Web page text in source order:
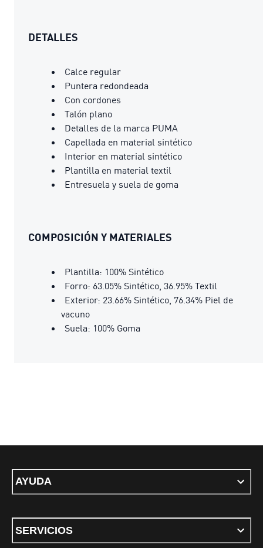
DETALLES
Calce regular
Puntera redondeada
Con cordones
Talón plano
Detalles de la marca PUMA
Capellada en material sintético
Interior en material sintético
Plantilla en material textil
Entresuela y suela de goma
COMPOSICIÓN Y MATERIALES
Plantilla: 100% Sintético
Forro: 63.05% Sintético, 36.95% Textil
Exterior: 23.66% Sintético, 76.34% Piel de
vacuno
Suela: 100% Goma
AYUDA
SERVICIOS